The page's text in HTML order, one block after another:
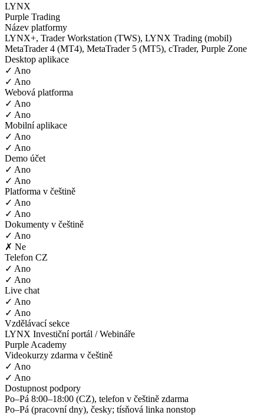
LYNX
Purple Trading
Název platformy
LYNX+, Trader Workstation (TWS), LYNX Trading (mobil)
MetaTrader 4 (MT4), MetaTrader 5 (MT5), cTrader, Purple Zone
Desktop aplikace
✓ Ano
✓ Ano
Webová platforma
✓ Ano
✓ Ano
Mobilní aplikace
✓ Ano
✓ Ano
Demo účet
✓ Ano
✓ Ano
Platforma v češtině
✓ Ano
✓ Ano
Dokumenty v češtině
✓ Ano
✗ Ne
Telefon CZ
✓ Ano
✓ Ano
Live chat
✓ Ano
✓ Ano
Vzdělávací sekce
LYNX Investiční portál / Webináře
Purple Academy
Videokurzy zdarma v češtině
✓ Ano
✓ Ano
Dostupnost podpory
Po–Pá 8:00–18:00 (CZ), telefon v češtině zdarma
Po–Pá (pracovní dny), česky; tísňová linka nonstop